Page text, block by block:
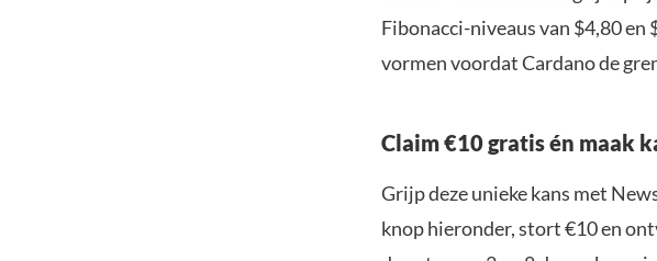
Fibonacci-niveaus van $4,80 en
vormen voordat Cardano de
Claim €10 gratis én maak
Grijp deze unieke kans met
knop hieronder, stort €10 en